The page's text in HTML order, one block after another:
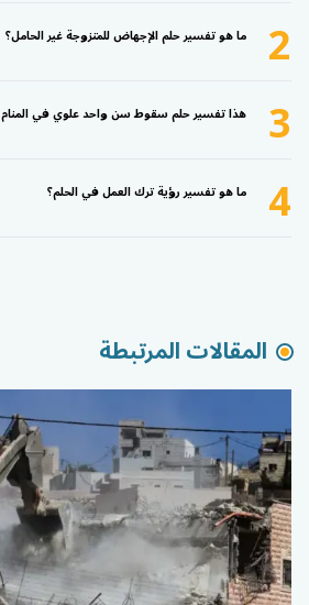
2
ما هو تفسير حلم الإجهاض للمتزوجة غير الحامل؟
3 هذا تفسير حلم سقوط سن واحد علوي في المنام
4 ما هو تفسير رؤية ترك العمل في الحلم؟
المقالات المرتبطة